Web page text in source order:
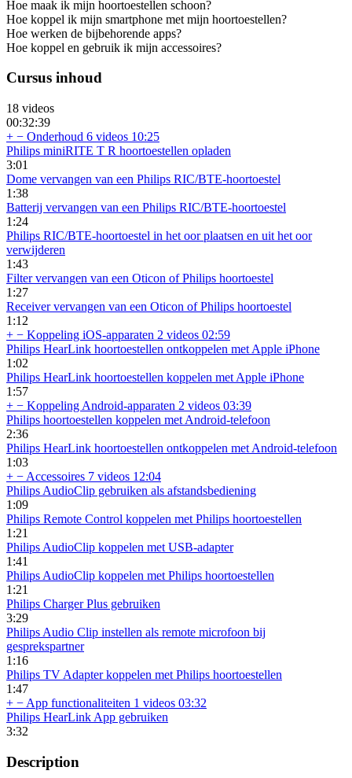
Hoe maak ik mijn hoortoestellen schoon?
Hoe koppel ik mijn smartphone met mijn hoortoestellen?
Hoe werken de bijbehorende apps?
Hoe koppel en gebruik ik mijn accessoires?
Cursus inhoud
18 videos
00:32:39
+ − Onderhoud 6 videos 10:25
Philips miniRITE T R hoortoestellen opladen
3:01
Dome vervangen van een Philips RIC/BTE-hoortoestel
1:38
Batterij vervangen van een Philips RIC/BTE-hoortoestel
1:24
Philips RIC/BTE-hoortoestel in het oor plaatsen en uit het oor
verwijderen
1:43
Filter vervangen van een Oticon of Philips hoortoestel
1:27
Receiver vervangen van een Oticon of Philips hoortoestel
1:12
+ − Koppeling iOS-apparaten 2 videos 02:59
Philips HearLink hoortoestellen ontkoppelen met Apple iPhone
1:02
Philips HearLink hoortoestellen koppelen met Apple iPhone
1:57
+ − Koppeling Android-apparaten 2 videos 03:39
Philips hoortoestellen koppelen met Android-telefoon
2:36
Philips HearLink hoortoestellen ontkoppelen met Android-telefoon
1:03
+ − Accessoires 7 videos 12:04
Philips AudioClip gebruiken als afstandsbediening
1:09
Philips Remote Control koppelen met Philips hoortoestellen
1:21
Philips AudioClip koppelen met USB-adapter
1:41
Philips AudioClip koppelen met Philips hoortoestellen
1:21
Philips Charger Plus gebruiken
3:29
Philips Audio Clip instellen als remote microfoon bij
gesprekspartner
1:16
Philips TV Adapter koppelen met Philips hoortoestellen
1:47
+ − App functionaliteiten 1 videos 03:32
Philips HearLink App gebruiken
3:32
Description